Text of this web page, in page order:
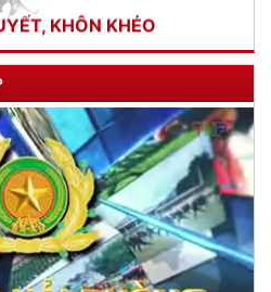
an Khu XII,
3 năm 1948.